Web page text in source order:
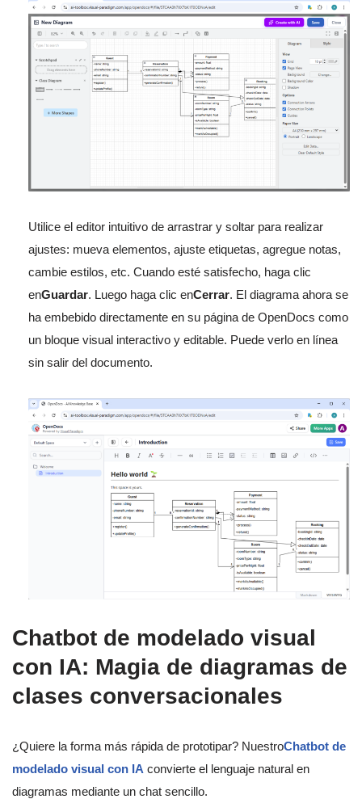
Utilice el editor intuitivo de arrastrar y soltar para realizar
ajustes: mueva elementos, ajuste etiquetas, agregue notas,
cambie estilos, etc. Cuando esté satisfecho, haga clic
enGuardar. Luego haga clic enCerrar. El diagrama ahora se
ha embebido directamente en su página de OpenDocs como
un bloque visual interactivo y editable. Puede verlo en línea
sin salir del documento.
Chatbot de modelado visual
con IA: Magia de diagramas de
clases conversacionales
¿Quiere la forma más rápida de prototipar? NuestroChatbot de
modelado visual con IA convierte el lenguaje natural en
diagramas mediante un chat sencillo.